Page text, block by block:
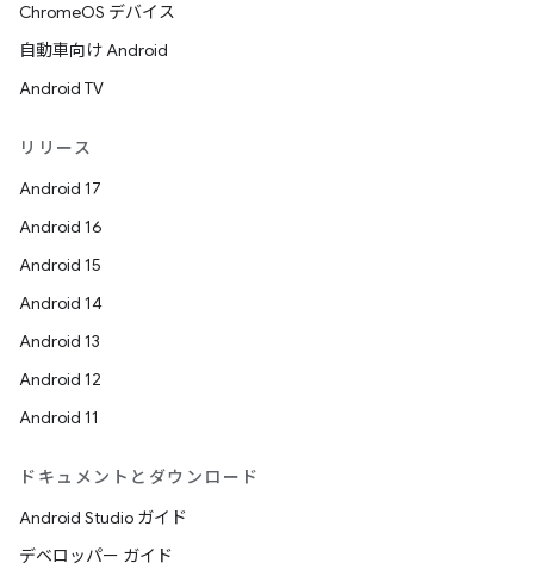
ChromeOS デバイス
自動車向け Android
Android TV
リリース
Android 17
Android 16
Android 15
Android 14
Android 13
Android 12
Android 11
ドキュメントとダウンロード
Android Studio ガイド
デベロッパー ガイド